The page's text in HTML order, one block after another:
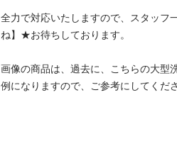
全力で対応いたしますので、スタッフ
ね】★お待ちしております。
画像の商品は、過去に、こちらの大型
例になりますので、ご参考にしてくださ